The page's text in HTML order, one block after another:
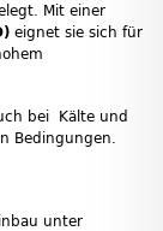
Mit einer
eignet sie sich für
bei Kälte und
Bedingungen.
unter